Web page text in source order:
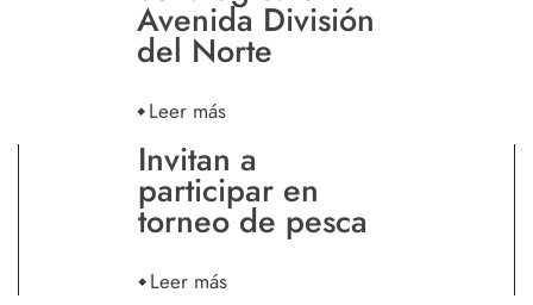
Avenida División
del Norte
Leer más
Invitan a
participar en
torneo de pesca
Leer más